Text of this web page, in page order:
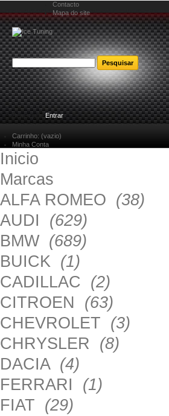
Contacto
Mapa do site
Bem-vindoEntrar
Carrinho: (vazio)
Minha Conta
Inicio
Marcas
ALFA ROMEO (38)
AUDI (629)
BMW (689)
BUICK (1)
CADILLAC (2)
CITROEN (63)
CHEVROLET (3)
CHRYSLER (8)
DACIA (4)
FERRARI (1)
FIAT (29)